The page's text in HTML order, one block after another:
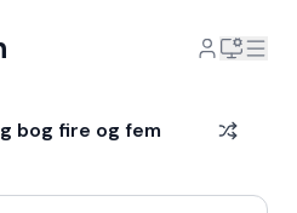
bog fire og fem